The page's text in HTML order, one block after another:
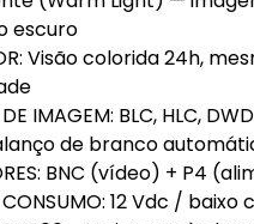
escuro
Visão colorida 24h,
IMAGEM: BLC, HLC,
de branco
BNC (vídeo) + P4
12 Vdc / baixo